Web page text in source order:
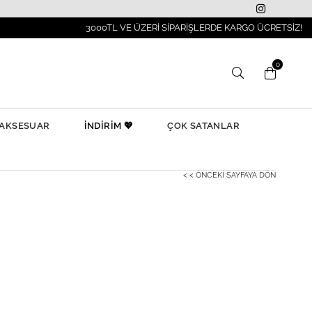
3000TL VE ÜZERİ SİPARİŞLERDE KARGO ÜCRETSİZ!
0
İNDİRİM 💖 ÇOK SATANLAR
< < ÖNCEKI SAYFAYA DÖN